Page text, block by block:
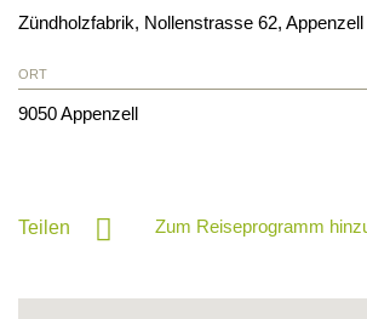
Zündholzfabrik, Nollenstrasse 62, Appenzell
ORT
9050Appenzell
Teilen Zum Reiseprogramm